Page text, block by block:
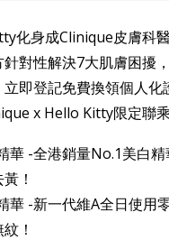
化身成Clinique皮膚科
對性解決7大肌膚困擾
即登記免費換領個人化
x Hello Kitty限定聯
華 -全港銷量No.1美白精
！
華 -新一代維A全日使用
！